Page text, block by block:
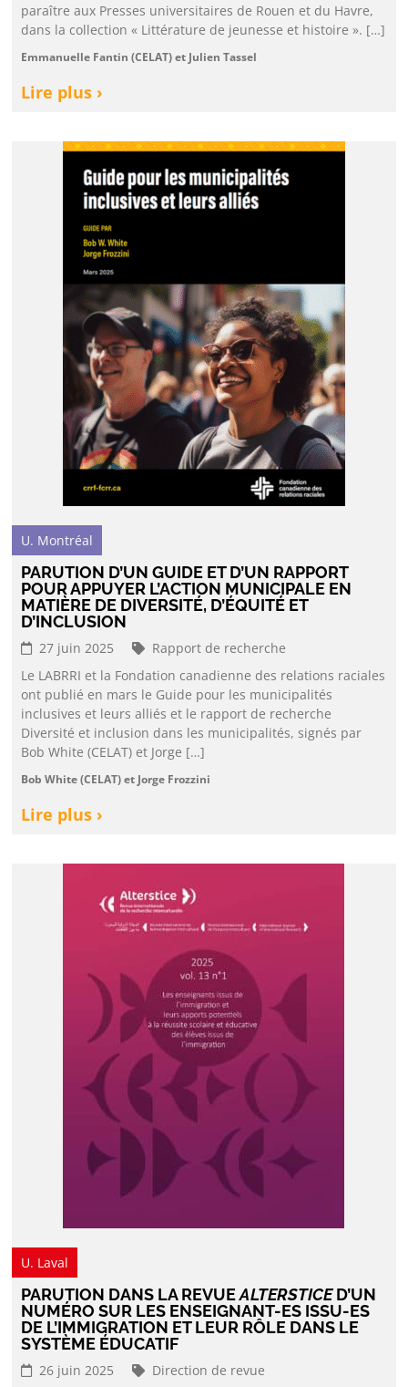
paraître aux Presses universitaires de Rouen et du Havre,
dans la collection « Littérature de jeunesse et histoire ». […]
Emmanuelle Fantin (CELAT) et Julien Tassel
Lire plus ›
U. Montréal
PARUTION D’UN GUIDE ET D’UN RAPPORT
POUR APPUYER L’ACTION MUNICIPALE EN
MATIÈRE DE DIVERSITÉ, D’ÉQUITÉ ET
D’INCLUSION
27 juin 2025
Rapport de recherche
Le LABRRI et la Fondation canadienne des relations raciales
ont publié en mars le Guide pour les municipalités
inclusives et leurs alliés et le rapport de recherche
Diversité et inclusion dans les municipalités, signés par
Bob White (CELAT) et Jorge […]
Bob White (CELAT) et Jorge Frozzini
Lire plus ›
U. Laval
PARUTION DANS LA REVUEALTERSTICED’UN
NUMÉRO SUR LES ENSEIGNANT-ES ISSU-ES
DE L’IMMIGRATION ET LEUR RÔLE DANS LE
SYSTÈME ÉDUCATIF
26 juin 2025
Direction de revue